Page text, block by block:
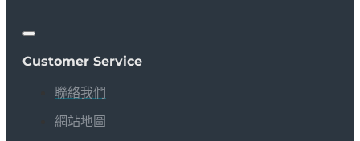
Customer Service
聯絡我們
網站地圖